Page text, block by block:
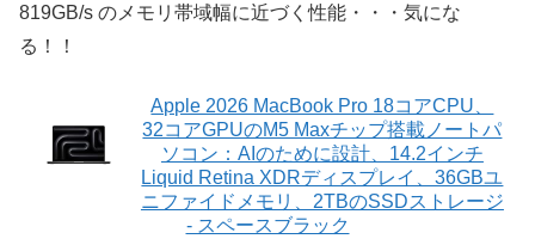
819GB/s のメモリ帯域幅に近づく性能・・・気にな
る！！
Apple 2026 MacBook Pro 18コアCPU、
32コアGPUのM5 Maxチップ搭載ノートパ
ソコン：AIのために設計、14.2インチ
Liquid Retina XDRディスプレイ、36GBユ
ニファイドメモリ、2TBのSSDストレージ
- スペースブラック